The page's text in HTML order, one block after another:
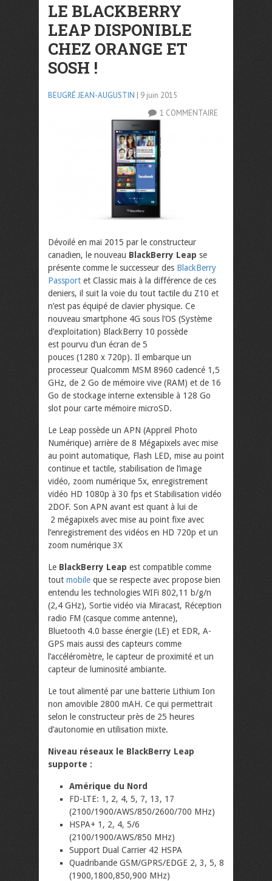
LE BLACKBERRY
LEAP DISPONIBLE
CHEZ ORANGE ET
SOSH !
BEUGRÉ JEAN-AUGUSTIN | 9 juin 2015
1 COMMENTAIRE
Dévoilé en mai 2015 par le constructeur
canadien, le nouveau BlackBerry Leap se
présente comme le successeur des BlackBerry
Passport et Classic mais à la différence de ces
deniers, il suit la voie du tout tactile du Z10 et
n’est pas équipé de clavier physique. Ce
nouveau smartphone 4G sous l’OS (Système
d’exploitation) BlackBerry 10 possède
est pourvu d’un écran de 5
pouces (1280 x 720p). Il embarque un
processeur Qualcomm MSM 8960 cadencé 1,5
GHz, de 2 Go de mémoire vive (RAM) et de 16
Go de stockage interne extensible à 128 Go
slot pour carte mémoire microSD.
Le Leap possède un APN (Appreil Photo
Numérique) arrière de 8 Mégapixels avec mise
au point automatique, Flash LED, mise au point
continue et tactile, stabilisation de l’image
vidéo, zoom numérique 5x, enregistrement
vidéo HD 1080p à 30 fps et Stabilisation vidéo
2DOF. Son APN avant est quant à lui de
2 mégapixels avec mise au point fixe avec
l’enregistrement des vidéos en HD 720p et un
zoom numérique 3X
Le BlackBerry Leap est compatible comme
tout mobile que se respecte avec propose bien
entendu les technologies WIFi 802,11 b/g/n
(2,4 GHz), Sortie vidéo via Miracast, Réception
radio FM (casque comme antenne),
Bluetooth 4.0 basse énergie (LE) et EDR, A-
GPS mais aussi des capteurs comme
l’accéléromètre, le capteur de proximité et un
capteur de luminosité ambiante.
Le tout alimenté par une batterie Lithium Ion
non amovible 2800 mAH. Ce qui permettrait
selon le constructeur près de 25 heures
d’autonomie en utilisation mixte.
Niveau réseaux le BlackBerry Leap
supporte :
Amérique du Nord
FD-LTE: 1, 2, 4, 5, 7, 13, 17
(2100/1900/AWS/850/2600/700 MHz)
HSPA+ 1, 2, 4, 5/6
(2100/1900/AWS/850 MHz)
Support Dual Carrier 42 HSPA
Quadribande GSM/GPRS/EDGE 2, 3, 5, 8
(1900,1800,850,900 MHz)